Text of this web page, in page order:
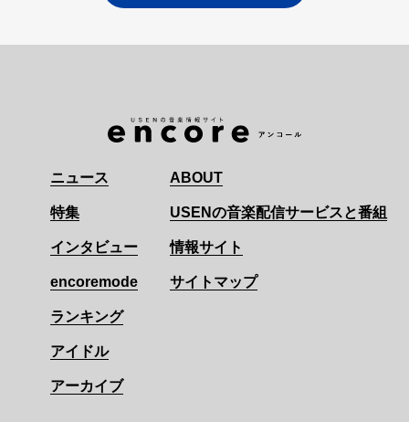
ニュース
特集
インタビュー
encoremode
ランキング
アイドル
アーカイブ
ABOUT
USENの音楽配信サービスと番組
情報サイト
サイトマップ